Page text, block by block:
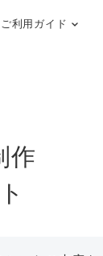
ご利用ガイド
作